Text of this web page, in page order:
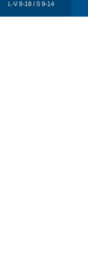
L-V 8-18 / S 9-14